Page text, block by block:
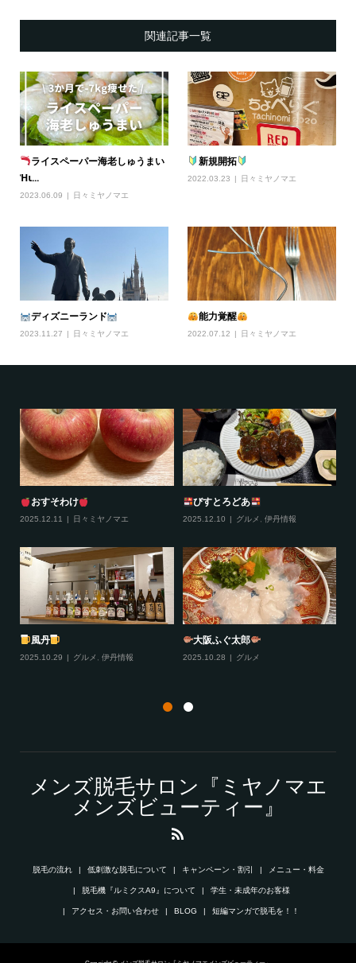
関連記事一覧
ライスペーパー海老しゅうまい
ᾙ...
2023.06.09 日々ミヤノマエ
新規開拓
2022.03.23 日々ミヤノマエ
ディズニーランド
2023.11.27 日々ミヤノマエ
能力覚醒
2022.07.12 日々ミヤノマエ
おすそわけ
2025.12.11 日々ミヤノマエ
びすとろどあ
2025.12.10 グルメ , 伊丹情報
風丹
2025.10.29 グルメ 伊丹情報
大阪ふぐ太郎
2025.10.28 グルメ
メンズ脱毛サロン『ミヤノマエ
メンズビューティー』
脱毛の流れ 低刺激な脱毛について キャンペーン・割引 メニュー・料金
脱毛機『ルミクスA9』について 学生・未成年のお客様
アクセス・お問い合わせ BLOG 短編マンガで脱毛を！！